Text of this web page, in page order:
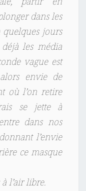
dans les
jours
les média
vague est
envie de
où l’on retire
se jette à
dans nos
l’envie
ce masque
l’air libre.